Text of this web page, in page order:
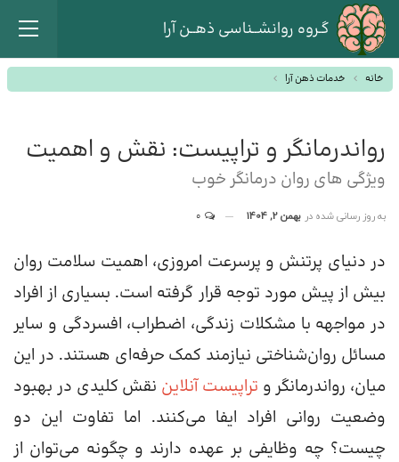
گـروه روانشــناسی ذهــن آرا
خانه خدمات ذهن آرا
رواندرمانگر و تراپیست: نقش و اهمیت
ویژگی های روان درمانگر خوب
به روز رسانی شده در بهمن 2, 1404
در دنیای پرتنش و پرسرعت امروزی، اهمیت سلامت روان
بیش از پیش مورد توجه قرار گرفته است. بسیاری از افراد
در مواجهه با مشکلات زندگی، اضطراب، افسردگی و سایر
مسائل روان‌شناختی نیازمند کمک حرفه‌ای هستند. در این
میان، رواندرمانگر و تراپیست آنلاین نقش کلیدی در بهبود
وضعیت روانی افراد ایفا می‌کنند. اما تفاوت این دو
چیست؟ چه وظایفی بر عهده دارند و چگونه می‌توان از